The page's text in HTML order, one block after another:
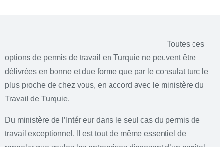
Toutes ces
options de permis de travail en Turquie ne peuvent être
délivrées en bonne et due forme que par le consulat turc le
plus proche de chez vous, en accord avec le ministère du
Travail de Turquie.
Du ministère de l’Intérieur dans le seul cas du permis de
travail exceptionnel. Il est tout de même essentiel de